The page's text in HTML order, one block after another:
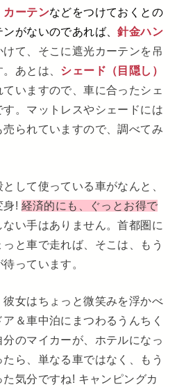
カーテンなどをつけておくとの
ンがないのであれば、針金ハン
て、そこに遮光カーテンを吊
あとは、 シェード（目隠し）
いますので、車に合ったシェ
。マットレスやシェードには
られていますので、調べてみ
して使っている車がなんと、
身! 経済的にも、ぐっとお得で
い手はありません。首都圏に
と車で走れば、そこは、もう
っています。
女はちょっと微笑みを浮かべ
＆車中泊にまつわるうんちく
のマイカーが、ホテルになっ
ら、単なる車ではなく、もう
気分ですね! キャンピングカ